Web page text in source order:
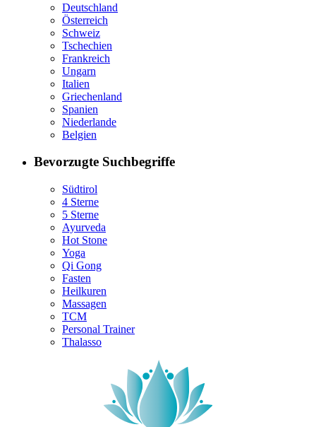
Deutschland
Österreich
Schweiz
Tschechien
Frankreich
Ungarn
Italien
Griechenland
Spanien
Niederlande
Belgien
Bevorzugte Suchbegriffe
Südtirol
4 Sterne
5 Sterne
Ayurveda
Hot Stone
Yoga
Qi Gong
Fasten
Heilkuren
Massagen
TCM
Personal Trainer
Thalasso